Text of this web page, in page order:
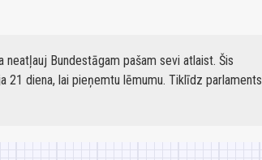
Bundestāgam pašam sevi atlaist. Šis
diena, lai pieņemtu lēmumu. Tiklīdz parlaments